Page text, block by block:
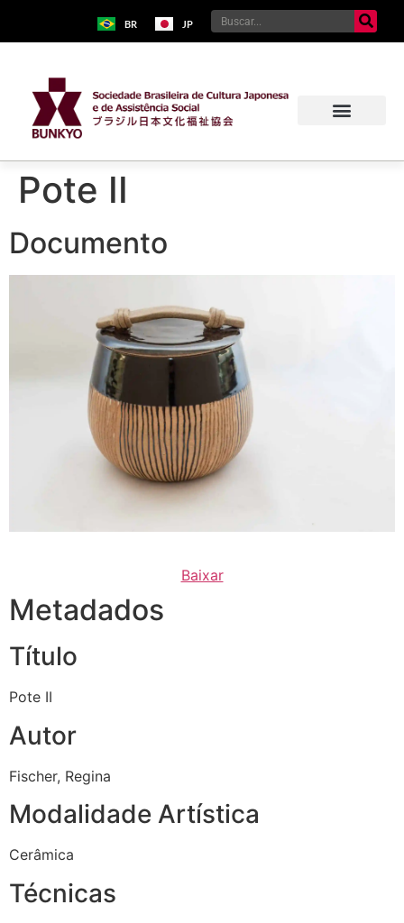
BR JP
Pote II
Documento
Baixar
Metadados
Título
Pote II
Autor
Fischer, Regina
Modalidade Artística
Cerâmica
Técnicas